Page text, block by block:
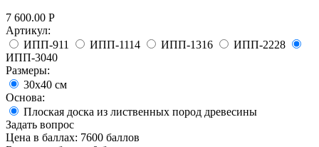
7 600.00 Р
Артикул:
ИПП-911
ИПП-1114 ИПП-1316
ИПП-2228
ИПП-3040
Размеры:
30x40 см
Основа:
Плоская доска из лиственных пород древесины
Задать вопрос
Цена в баллах: 7600 баллов